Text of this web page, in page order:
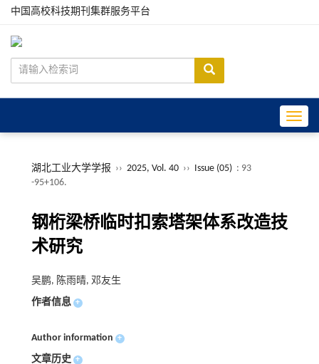
中国高校科技期刊集群服务平台
湖北工业大学学报 ›› 2025, Vol. 40 ›› Issue (05) : 93
-95+106.
钢桁梁桥临时扣索塔架体系改造技
术研究
吴鹏, 陈雨晴, 邓友生
作者信息 +
Author information +
文章历史 +